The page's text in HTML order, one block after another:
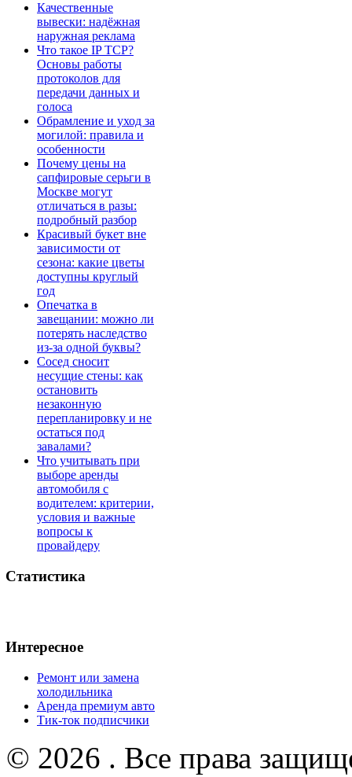
Качественные
вывески: надёжная
наружная реклама
Что такое IP TCP?
Основы работы
протоколов для
передачи данных и
голоса
Обрамление и уход за
могилой: правила и
особенности
Почему цены на
сапфировые серьги в
Москве могут
отличаться в разы:
подробный разбор
Красивый букет вне
зависимости от
сезона: какие цветы
доступны круглый
год
Опечатка в
завещании: можно ли
потерять наследство
из-за одной буквы?
Сосед сносит
несущие стены: как
остановить
незаконную
перепланировку и не
остаться под
завалами?
Что учитывать при
выборе аренды
автомобиля с
водителем: критерии,
условия и важные
вопросы к
провайдеру
Статистика
Интересное
Ремонт или замена
холодильника
Аренда премиум авто
Тик-ток подписчики
© 2026 . Все права